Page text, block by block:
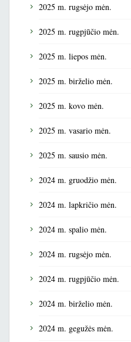
2025 m. rugsėjo mėn.
2025 m. rugpjūčio mėn.
2025 m. liepos mėn.
2025 m. birželio mėn.
2025 m. kovo mėn.
2025 m. vasario mėn.
2025 m. sausio mėn.
2024 m. gruodžio mėn.
2024 m. lapkričio mėn.
2024 m. spalio mėn.
2024 m. rugsėjo mėn.
2024 m. rugpjūčio mėn.
2024 m. birželio mėn.
2024 m. gegužės mėn.